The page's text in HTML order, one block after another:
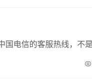
国电信的客服热线，不